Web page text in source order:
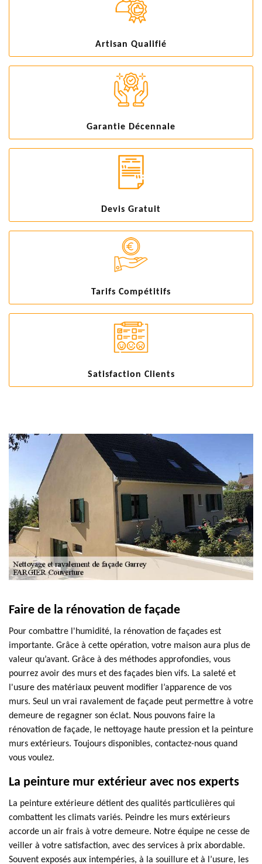
Artisan Qualifié
Garantie Décennale
Devis Gratuit
Tarifs Compétitifs
Satisfaction Clients
Faire de la rénovation de façade
Pour combattre l'humidité, la rénovation de façades est
importante. Grâce à cette opération, votre maison aura plus de
valeur qu’avant. Grâce à des méthodes approfondies, vous
pourrez avoir des murs et des façades bien vifs. La saleté et
l'usure des matériaux peuvent modifier l’apparence de vos
murs. Seul un vrai ravalement de façade peut permettre à votre
demeure de regagner son éclat. Nous pouvons faire la
rénovation de façade, le nettoyage haute pression et la peinture
murs extérieurs. Toujours disponibles, contactez-nous quand
vous voulez.
La peinture mur extérieur avec nos experts
La peinture extérieure détient des qualités particulières qui
combattent les climats variés. Peindre les murs extérieurs
accorde un air frais à votre demeure. Notre équipe ne cesse de
veiller à votre satisfaction, avec des services à prix abordable.
Souvent exposés aux intempéries, à la souillure et à l’usure, les